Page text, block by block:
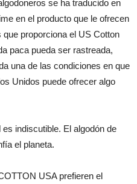
se ha traducido en
en el producto que le ofrecen
proporciona el US Cotton
paca pueda ser rastreada,
una de las condiciones en que
Unidos puede ofrecer algo
indiscutible. El algodón de
el planeta.
USA prefieren el